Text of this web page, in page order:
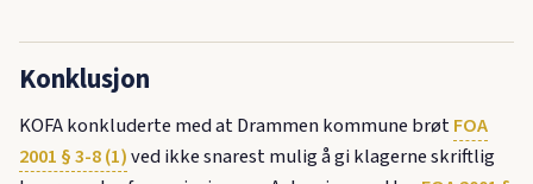
Konklusjon
KOFA konkluderte med at Drammen kommune brøtFOA
2001 § 3-8 (1)ved ikke snarest mulig å gi klagerne skriftlig